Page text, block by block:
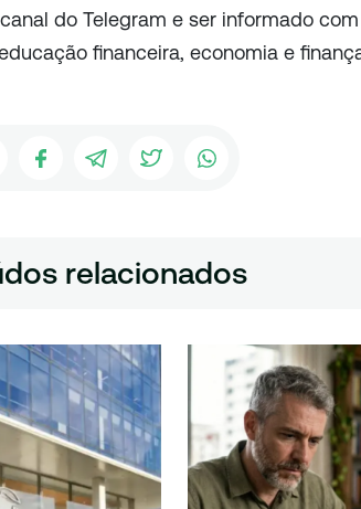
do Telegram e ser informado
financeira, economia e
relacionados